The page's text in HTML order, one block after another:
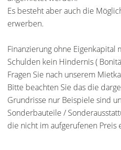
Es besteht aber auch die
erwerben.
Finanzierung ohne Eigenkapital
Schulden kein Hindernis (
Fragen Sie nach unserem
Bitte beachten Sie das die
Grundrisse nur Beispiele sind
Sonderbauteile /
die nicht im aufgerufenen Preis